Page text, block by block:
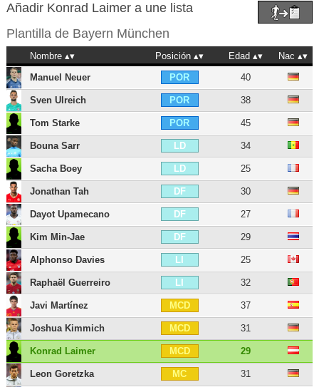
Añadir Konrad Laimer a une lista
Plantilla de Bayern München
Nombre Posición Edad
Nac
Manuel Neuer
POR 40
Sven Ulreich POR 38
Tom Starke POR 45
Bouna Sarr LD 34
Sacha Boey LD 25
Jonathan Tah DF 30
Dayot Upamecano DF 27
Kim Min-Jae DF 29
Alphonso Davies LI 25
Raphaël Guerreiro LI 32
Javi Martínez MCD 37
Joshua Kimmich MCD 31
Konrad Laimer MCD 29
Leon Goretzka MC 31